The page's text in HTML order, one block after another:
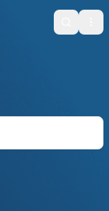
Search